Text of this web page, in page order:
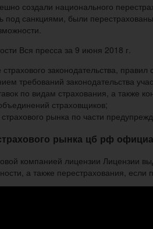
создали национального
под санкциями, были
Вся пресса за 9 июня 2018 г.
законодательства,
требований законодательства
по видам страхования, а также
страховщиков;
страхового рынка по части
рынка цб рф
компанией лицензии Лицензии
а также перестрахования,